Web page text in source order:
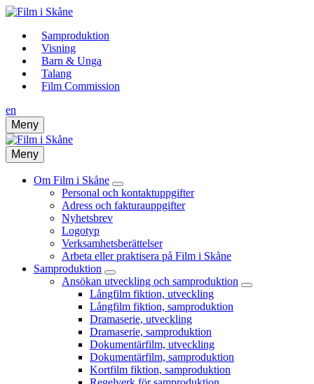
Samproduktion
Visning
Barn & Unga
Talang
Film Commission
en
Meny
Meny
Om Film i Skåne
Personal och kontaktuppgifter
Adress och fakturauppgifter
Nyhetsbrev
Logotyp
Verksamhetsberättelser
Arbeta eller praktisera på Film i Skåne
Samproduktion
Ansökan utveckling och samproduktion
Långfilm fiktion, utveckling
Långfilm fiktion, samproduktion
Dramaserie, utveckling
Dramaserie, samproduktion
Dokumentärfilm, utveckling
Dokumentärfilm, samproduktion
Kortfilm fiktion, samproduktion